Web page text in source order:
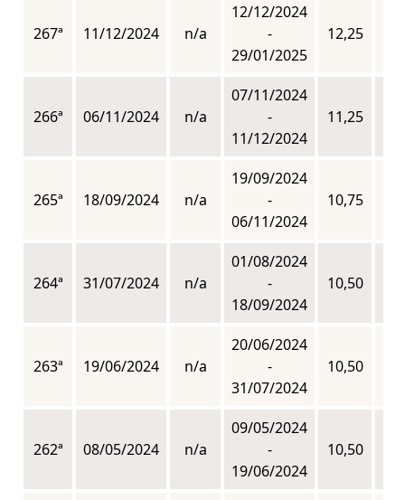
267ª 11/12/2024 n/a
12/12/2024
-
29/01/2025
12,25
266ª 06/11/2024 n/a
07/11/2024
-
11/12/2024
11,25
265ª 18/09/2024 n/a
19/09/2024
-
06/11/2024
10,75
264ª 31/07/2024 n/a
01/08/2024
-
18/09/2024
10,50
263ª 19/06/2024 n/a
20/06/2024
-
31/07/2024
10,50
262ª 08/05/2024 n/a
09/05/2024
-
19/06/2024
10,50